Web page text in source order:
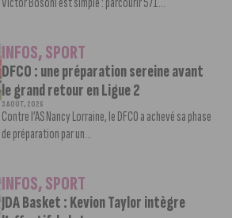
INFOS,SPORT
DFCO : une préparation sereine avant
le grand retour en Ligue 2
3 AOÛT, 2026
Contre l’AS Nancy Lorraine, le DFCO a achevé sa phase
de préparation par un...
INFOS,SPORT
JDA Basket : Kevion Taylor intègre